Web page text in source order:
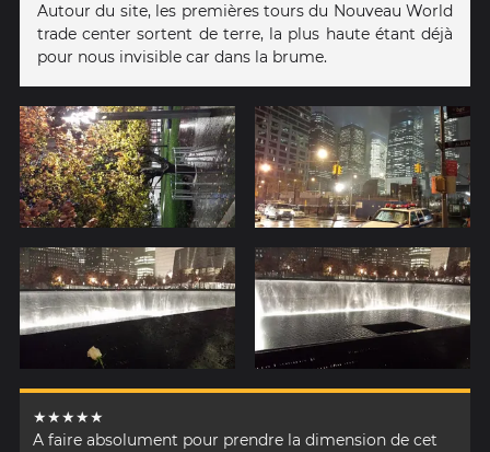
Autour du site, les premières tours du Nouveau World
trade center sortent de terre, la plus haute étant déjà
pour nous invisible car dans la brume.
★★★★★
A faire absolument pour prendre la dimension de cet